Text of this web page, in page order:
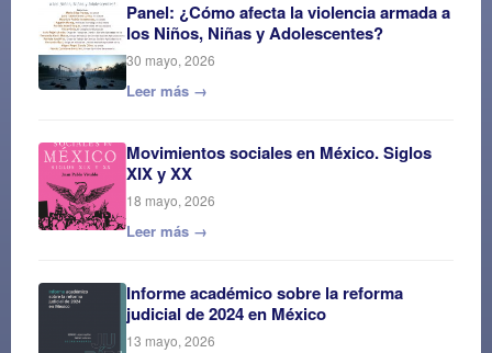
Panel: ¿Cómo afecta la violencia armada a
los Niños, Niñas y Adolescentes?
30 mayo, 2026
Leer más →
Movimientos sociales en México. Siglos
XIX y XX
18 mayo, 2026
Leer más →
Informe académico sobre la reforma
judicial de 2024 en México
13 mayo, 2026